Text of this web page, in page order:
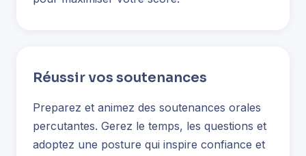
Réussir vos soutenances
Preparez et animez des soutenances orales
percutantes. Gerez le temps, les questions et
adoptez une posture qui inspire confiance et